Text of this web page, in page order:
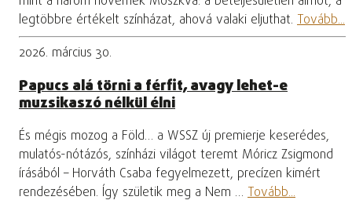
legtöbbre értékelt színházat, ahová valaki eljuthat. Tovább...
2026. március 30.
Papucs alá törni a férfit, avagy lehet-e
muzsikaszó nélkül élni
És mégis mozog a Föld… a WSSZ új premierje keserédes,
mulatós-nótázós, színházi világot teremt Móricz Zsigmond
írásából – Horváth Csaba fegyelmezett, precízen kimért
rendezésében. Így születik meg a Nem … Tovább...